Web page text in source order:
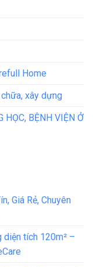
Home
xây dựng
HỌC, BỆNH VIỆN Ở
Giá Rẻ, Chuyên
diện tích 120m² –